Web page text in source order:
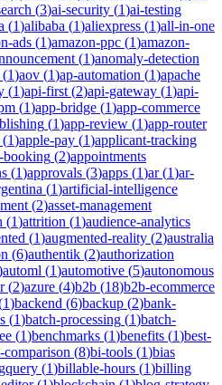
(3)ai-security (1)ai-testing
(1)alibaba (1)aliexpress (1)all-in-one
ads (1)amazon-ppc (1)amazon-
(1)anomaly-detection
(1)aov (1)ap-automation (1)apache
(1)api-first (2)api-gateway (1)api-
(1)app-bridge (1)app-commerce
(1)app-review (1)app-router
(1)apple-pay (1)applicant-tracking
booking (2)appointments
(1)approvals (3)apps (1)ar(1)ar-
(1)artificial-intelligence
(2)asset-management
(1)attrition (1)audience-analytics
(1)augmented-reality (2)australia
(6)authentik (2)authorization
automl (1)automotive (5)autonomous
(2)azure (4)b2b (18)b2b-ecommerce
1)backend (6)backup (2)bank-
(1)batch-processing (1)batch-
(1)benchmarks (1)benefits (1)best-
comparison (8)bi-tools (1)bias
(1)billable-hours (1)billing